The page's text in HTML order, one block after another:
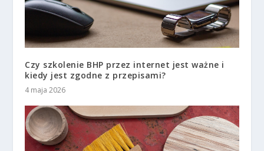
Czy szkolenie BHP przez internet jest ważne i
kiedy jest zgodne z przepisami?
4 maja 2026